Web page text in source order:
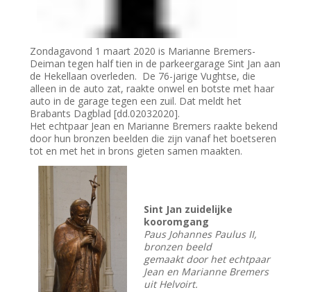
Zondagavond 1 maart 2020 is Marianne Bremers-
Deiman tegen half tien in de parkeergarage Sint Jan aan
de Hekellaan overleden. De 76-jarige Vughtse, die
alleen in de auto zat, raakte onwel en botste met haar
auto in de garage tegen een zuil. Dat meldt het
Brabants Dagblad [dd.02032020].
Het echtpaar Jean en Marianne Bremers raakte bekend
door hun bronzen beelden die zijn vanaf het boetseren
tot en met het in brons gieten samen maakten.
Sint Jan zuidelijke
kooromgang
Paus Johannes Paulus II,
bronzen beeld
gemaakt door het echtpaar
Jean en Marianne Bremers
uit Helvoirt.